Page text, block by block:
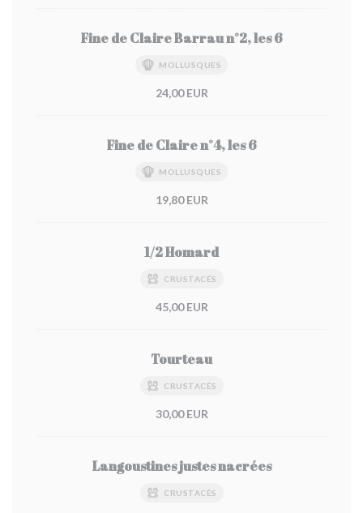
Fine de Claire Barrau n°2, les 6
MOLLUSQUES
24,00 EUR
Fine de Claire n°4, les 6
MOLLUSQUES
19,80 EUR
1/2 Homard
CRUSTACÉS
45,00 EUR
Tourteau
CRUSTACÉS
30,00 EUR
Langoustines justes nacrées
CRUSTACÉS